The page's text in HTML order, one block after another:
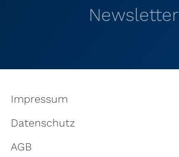
Newsletter
Impressum
Datenschutz
AGB